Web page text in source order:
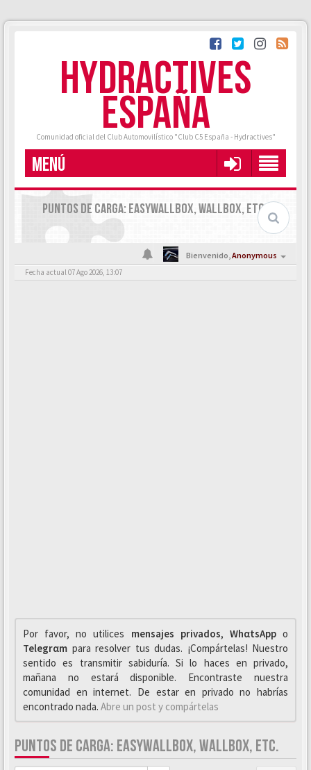
HYDRACTIVES
ESPAÑA
Comunidad oficial del Club Automovilístico "Club C5 España - Hydractives"
MENÚ
PUNTOS DE CARGA: EASYWALLBOX, WALLBOX, ETC.
Bienvenido,Anonymous
Fecha actual 07 Ago 2026, 13:07
Por favor, no utilices mensajes privados, WhαtsAppo
Telegrαm para resolver tus dudas. ¡Compártelas! Nuestro
sentido es transmitir sabiduría. Si lo haces en privado,
mañana no estará disponible. Encontraste nuestra
comunidad en internet. De estar en privado no habrías
encontrado nada. Abre un post y compártelas
PUNTOS DE CARGA: EASYWALLBOX, WALLBOX, ETC.